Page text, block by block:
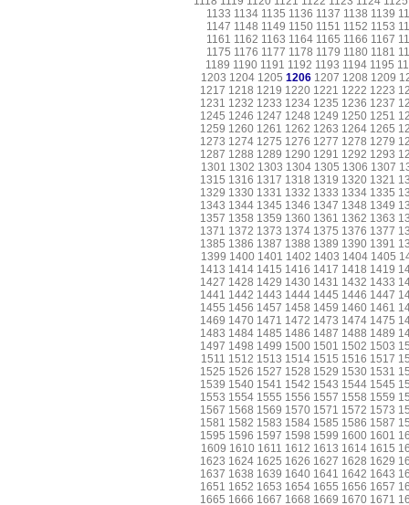
1133 1134 1135 1136 1137 1138 1139
1147 1148 1149 1150 1151 1152 1153
1161 1162 1163 1164 1165 1166 1167
1175 1176 1177 1178 1179 1180 1181
1189 1190 1191 1192 1193 1194 1195
1203 1204 1205 1206 1207 1208 1209
1217 1218 1219 1220 1221 1222 1223
1231 1232 1233 1234 1235 1236 1237
1245 1246 1247 1248 1249 1250 1251
1259 1260 1261 1262 1263 1264 1265
1273 1274 1275 1276 1277 1278 1279
1287 1288 1289 1290 1291 1292 1293
1301 1302 1303 1304 1305 1306 1307
1315 1316 1317 1318 1319 1320 1321
1329 1330 1331 1332 1333 1334 1335
1343 1344 1345 1346 1347 1348 1349
1357 1358 1359 1360 1361 1362 1363
1371 1372 1373 1374 1375 1376 1377
1385 1386 1387 1388 1389 1390 1391
1399 1400 1401 1402 1403 1404 1405
1413 1414 1415 1416 1417 1418 1419
1427 1428 1429 1430 1431 1432 1433
1441 1442 1443 1444 1445 1446 1447
1455 1456 1457 1458 1459 1460 1461
1469 1470 1471 1472 1473 1474 1475
1483 1484 1485 1486 1487 1488 1489
1497 1498 1499 1500 1501 1502 1503
1511 1512 1513 1514 1515 1516 1517
1525 1526 1527 1528 1529 1530 1531
1539 1540 1541 1542 1543 1544 1545
1553 1554 1555 1556 1557 1558 1559
1567 1568 1569 1570 1571 1572 1573
1581 1582 1583 1584 1585 1586 1587
1595 1596 1597 1598 1599 1600 1601
1609 1610 1611 1612 1613 1614 1615
1623 1624 1625 1626 1627 1628 1629
1637 1638 1639 1640 1641 1642 1643
1651 1652 1653 1654 1655 1656 1657
1665 1666 1667 1668 1669 1670 1671